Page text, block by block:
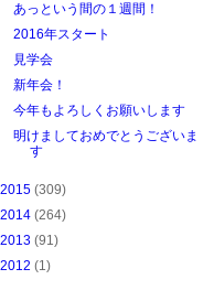
あっという間の１週間！
2016年スタート
見学会
新年会！
今年もよろしくお願いします
明けましておめでとうございま
す
2015 (309)
2014 (264)
2013 (91)
2012 (1)